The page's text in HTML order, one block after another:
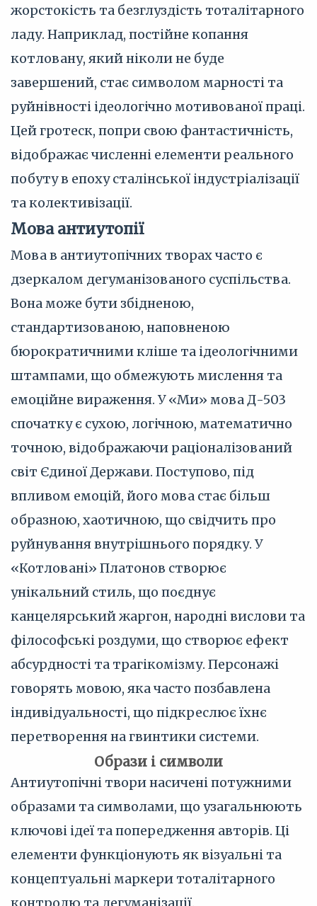
жорстокість та безглуздість тоталітарного
ладу. Наприклад, постійне копання
котловану, який ніколи не буде
завершений, стає символом марності та
руйнівності ідеологічно мотивованої праці.
Цей гротеск, попри свою фантастичність,
відображає численні елементи реального
побуту в епоху сталінської індустріалізації
та колективізації.
Мова антиутопії
Мова в антиутопічних творах часто є
дзеркалом дегуманізованого суспільства.
Вона може бути збідненою,
стандартизованою, наповненою
бюрократичними кліше та ідеологічними
штампами, що обмежують мислення та
емоційне вираження. У «Ми» мова Д-503
спочатку є сухою, логічною, математично
точною, відображаючи раціоналізований
світ Єдиної Держави. Поступово, під
впливом емоцій, його мова стає більш
образною, хаотичною, що свідчить про
руйнування внутрішнього порядку. У
«Котловані» Платонов створює
унікальний стиль, що поєднує
канцелярський жаргон, народні вислови та
філософські роздуми, що створює ефект
абсурдності та трагікомізму. Персонажі
говорять мовою, яка часто позбавлена
індивідуальності, що підкреслює їхнє
перетворення на гвинтики системи.
Образи і символи
Антиутопічні твори насичені потужними
образами та символами, що узагальнюють
ключові ідеї та попередження авторів. Ці
елементи функціонують як візуальні та
концептуальні маркери тоталітарного